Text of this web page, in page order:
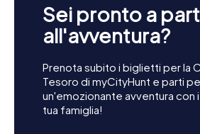
Sei pronto a
all'avventura?
Prenota subito i biglietti per la
Tesoro di myCityHunt e parti
un'emozionante avventura con
tua famiglia!